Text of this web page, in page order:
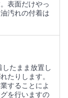
表面だけやっ
汚れの付着は
たまま放置し
たりします。
することによ
を行いますの